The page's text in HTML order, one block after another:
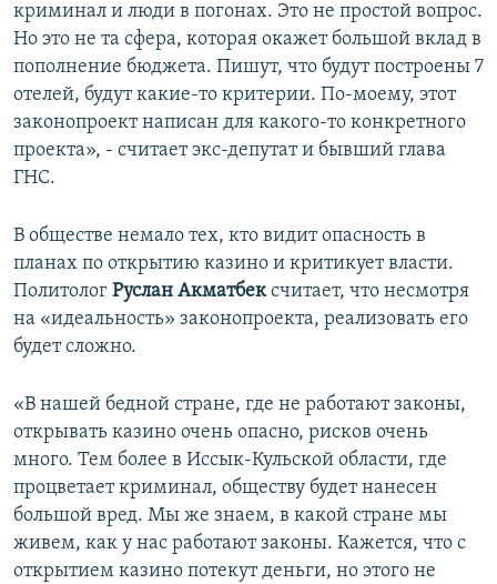
криминал и люди в погонах. Это не простой вопрос.
Но это не та сфера, которая окажет большой вклад в
пополнение бюджета. Пишут, что будут построены 7
отелей, будут какие-то критерии. По-моему, этот
законопроект написан для какого-то конкретного
проекта», - считает экс-депутат и бывший глава
ГНС.
В обществе немало тех, кто видит опасность в
планах по открытию казино и критикует власти.
Политолог Руслан Акматбексчитает, что несмотря
на «идеальность» законопроекта, реализовать его
будет сложно.
«В нашей бедной стране, где не работают законы,
открывать казино очень опасно, рисков очень
много. Тем более в Иссык-Кульской области, где
процветает криминал, обществу будет нанесен
большой вред. Мы же знаем, в какой стране мы
живем, как у нас работают законы. Кажется, что с
открытием казино потекут деньги, но этого не